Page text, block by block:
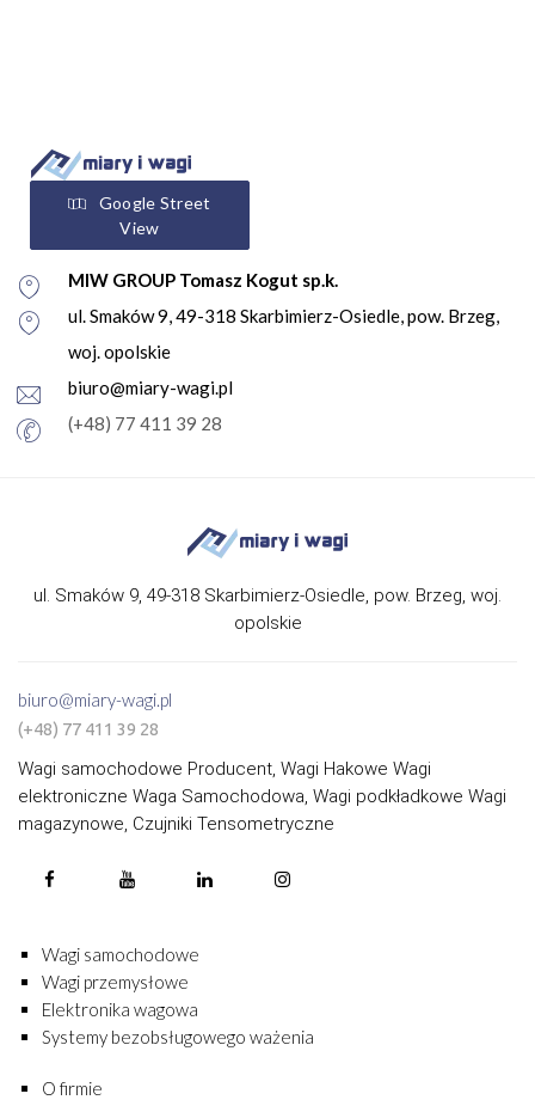
Google Street
View
MIW GROUP Tomasz Kogut sp.k.
ul. Smaków 9, 49-318 Skarbimierz-Osiedle, pow. Brzeg,
woj. opolskie
biuro@miary-wagi.pl
(+48) 77 411 39 28
ul. Smaków 9, 49-318 Skarbimierz-Osiedle, pow. Brzeg, woj.
opolskie
biuro@miary-wagi.pl
(+48) 77 411 39 28
Wagi samochodowe Producent, Wagi Hakowe Wagi
elektroniczne Waga Samochodowa, Wagi podkładkowe Wagi
magazynowe, Czujniki Tensometryczne
Wagi samochodowe
Wagi przemysłowe
Elektronika wagowa
Systemy bezobsługowego ważenia
O firmie